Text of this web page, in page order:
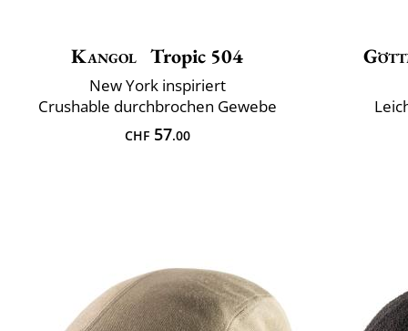
Kangol Tropic 504
New York inspiriert
Crushable durchbrochen Gewebe
CHF57.00